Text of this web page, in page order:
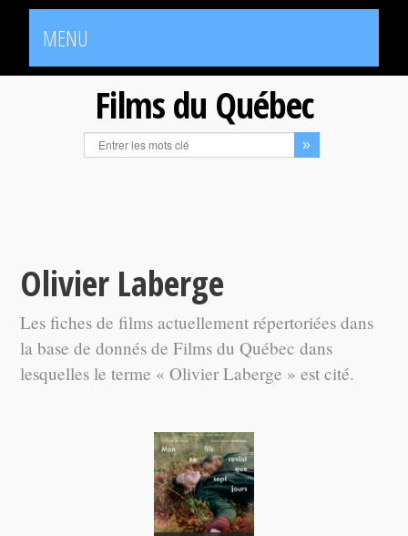
MENU
Films du Québec
Olivier Laberge
Les fiches de films actuellement répertoriées dans
la base de donnés de Films du Québec dans
lesquelles le terme « Olivier Laberge » est cité.